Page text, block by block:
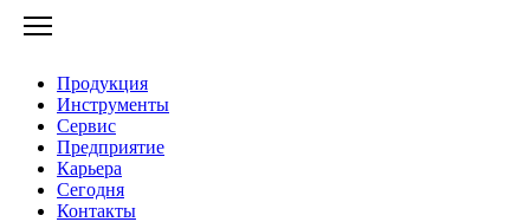
Продукция
Инструменты
Сервис
Предприятие
Карьера
Cегодня
Контакты